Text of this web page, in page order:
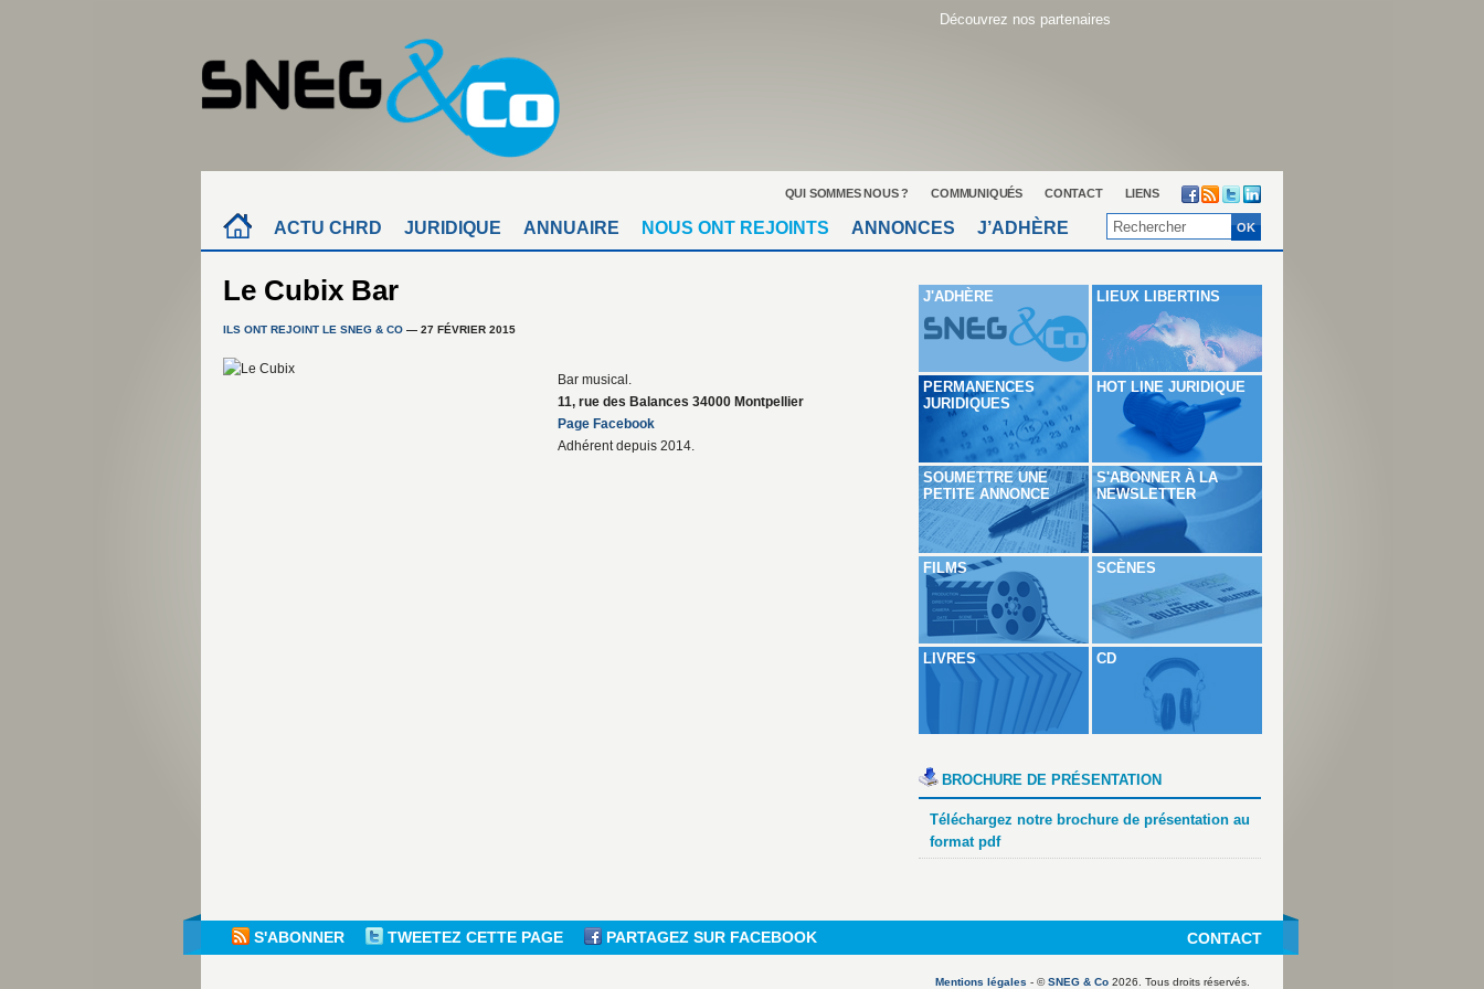
Découvrez nos partenaires
QUI SOMMES NOUS ? COMMUNIQUÉS CONTACT LIENS
ACTU CHRD JURIDIQUE ANNUAIRE NOUS ONT REJOINTS ANNONCES J’ADHÈRE
Le Cubix Bar
ILS ONT REJOINT LE SNEG & CO — 27 FÉVRIER 2015
Bar musical.
11, rue des Balances 34000 Montpellier
Page Facebook
Adhérent depuis 2014.
J'ADHÈRE LIEUX LIBERTINS
PERMANENCES
JURIDIQUES
HOT LINE JURIDIQUE
SOUMETTRE UNE
PETITE ANNONCE
S'ABONNER À LA
NEWSLETTER
FILMS SCÈNES
LIVRES CD
BROCHURE DE PRÉSENTATION
Téléchargez notre brochure de présentation au
format pdf
S'ABONNER TWEETEZ CETTE PAGE PARTAGEZ SUR FACEBOOK CONTACT
Mentions légales - ©SNEG & Co 2026. Tous droits réservés.